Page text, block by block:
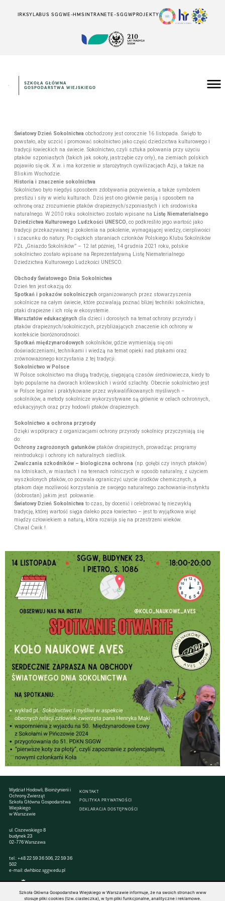
IRKSYLABUS SGGWE-HMSINTRANETE-SGGWPROJEKTY
SZKOŁA GŁÓWNA
GOSPODARSTWA WIEJSKIEGO
Światowy Dzień Sokolnictwa obchodzony jest corocznie 16 listopada. Święto to
powstało, aby uczcić i promować sokolnictwo jako część dziedzictwa kulturowego i
tradycji łowieckich na świecie. Sokolnictwo, czyli sztuka polowania przy użyciu
ptaków szponiastych (takich jak sokoły, jastrzębie czy orły), na ziemiach polskich
pojawiło się ok. X w. i ma korzenie w starożytnych cywilizacjach Azji, a także na
Bliskim Wschodzie.
Historia i znaczenie sokolnictwa
Sokolnictwo było niegdyś sposobem zdobywania pożywienia, a także symbolem
prestiżu i siły w wielu kulturach. Dziś jest ono głównie pasją i sposobem na
ochronę oraz zrozumienie ptaków drapieżnych/szponiastych i ich środowiska
naturalnego. W 2010 roku sokolnictwo zostało wpisane na Listę Niematerialnego
Dziedzictwa Kulturowego Ludzkości UNESCO, co podkreśliło jego wartość jako
tradycji przekazywanej z pokolenia na pokolenie, wymagającej wiedzy, cierpliwości
i szacunku do natury. Po ciężkich staraniach członków Polskiego Klubu Sokolników
PZŁ „Gniazdo Sokolników” – 12 lat później, 14 grudnia 2021 roku, polskie
sokolnictwo zostało wpisane na Reprezentatywną Listę Niematerialnego
Dziedzictwa Kulturowego Ludzkości UNESCO.
Obchody Światowego Dnia Sokolnictwa
Dzień ten jest okazją do:
Spotkań i pokazów sokolniczych organizowanych przez stowarzyszenia
sokolnicze na całym świecie, które pozwalają poznać bliżej techniki sokolnictwa,
ptaki drapieżne i ich rolę w ekosystemie.
Warsztatów edukacyjnych dla dzieci i dorosłych na temat ochrony przyrody i
ptaków drapieżnych/sokolniczych, przybliżających znaczenie ich ochrony w
kontekście bioróżnorodności.
Spotkań międzynarodowych sokolników, gdzie wymieniają się oni
doświadczeniami, technikami i wiedzą na temat opieki nad ptakami oraz
zrównoważonego korzystania z tej tradycji.
Sokolnictwo w Polsce
W Polsce sokolnictwo ma długą tradycję, sięgającą czasów średniowiecza, kiedy to
było popularne na dworach królewskich i wśród szlachty. Obecnie sokolnictwo jest
w Polsce legalne i praktykowane przez wykwalifikowanych myśliwych –
sokolników, a metody sokolnicze wykorzystywane są głównie w celach ochronnych,
edukacyjnych oraz przy hodowli ptaków drapieżnych.
Sokolnictwo a ochrona przyrody
Dzięki współpracy z organizacjami ochrony przyrody sokolnicy przyczyniają się
do:
Ochrony zagrożonych gatunków ptaków drapieżnych, prowadząc programy
reintrodukcji i ochrony ich naturalnych siedlisk.
Zwalczania szkodników – biologiczna ochrona (np. gołębi czy innych ptaków)
na lotniskach, w miastach i na terenach rolniczych w sposób naturalny, z użyciem
wyszkolonych ptaków, co pozwala ograniczyć użycie środków chemicznych, a
ptakom daje możliwość korzystania ze swojego naturalnego zachowania-instynktu
(dobrostan) jakim jest polowanie.
Światowy Dzień Sokolnictwa to czas, by docenić i celebrować tę niezwykłą
tradycję, której wartość sięga daleko poza łowiectwo – jest to wyjątkowa więź
między człowiekiem a naturą, która rozwija się na przestrzeni wieków.
Chwal Ćwik !
Wydział Hodowli, Bioinżynierii i
Ochrony Zwierząt
Szkoła Główna Gospodarstwa
Wiejskiego
w Warszawie
ul. Ciszewskiego 8
budynek 23
02-776 Warszawa
tel.:+48 22 59 36 506, 22 59 36
502
e-mail:dwhbioz.sggw.edu.pl
KONTAKT
POLITYKA PRYWATNOŚCI
DEKLARACJA DOSTĘPNOŚCI
Szkoła Główna Gospodarstwa Wiejskiego w Warszawie informuje, że na swoich stronach www
stosuje pliki cookies (tzw. ciasteczka), w tym pliki funkcjonalne, analityczne i reklamowe.